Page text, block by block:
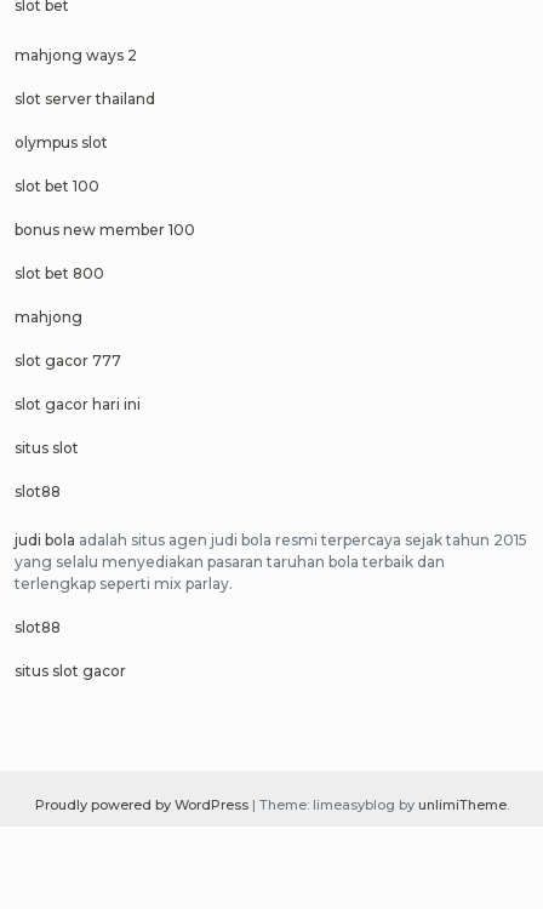
slot bet
mahjong ways 2
slot server thailand
olympus slot
slot bet 100
bonus new member 100
slot bet 800
mahjong
slot gacor 777
slot gacor hari ini
situs slot
slot88
judi bola adalah situs agen judi bola resmi terpercaya sejak tahun 2015
yang selalu menyediakan pasaran taruhan bola terbaik dan
terlengkap seperti mix parlay.
slot88
situs slot gacor
Proudly powered by WordPress | Theme: limeasyblog by unlimiTheme.